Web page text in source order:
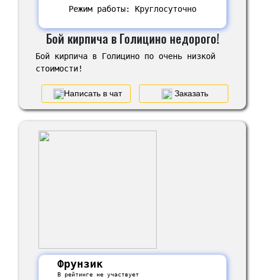
Режим работы: Круглосуточно
Бой кирпича в Голицино недорого!
Бой кирпича в Голицино по очень низкой
стоимости!
Написать в чат Заказать
Фрунзик
В рейтинге не участвует